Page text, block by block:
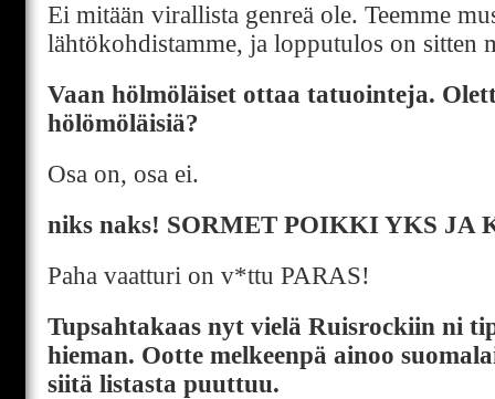
Ei mitään virallista genreä ole. Teemme
lähtökohdistamme, ja lopputulos on sitten
Vaan hölmöläiset ottaa tatuointeja.
hölömöläisiä?
Osa on, osa ei.
niks naks! SORMET POIKKI YKS JA
Paha vaatturi on v*ttu PARAS!
Tupsahtakaas nyt vielä Ruisrockiin ni
hieman. Ootte melkeenpä ainoo
siitä listasta puuttuu.